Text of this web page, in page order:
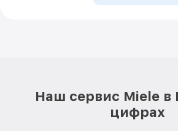
Наш сервис Miele в
цифрах